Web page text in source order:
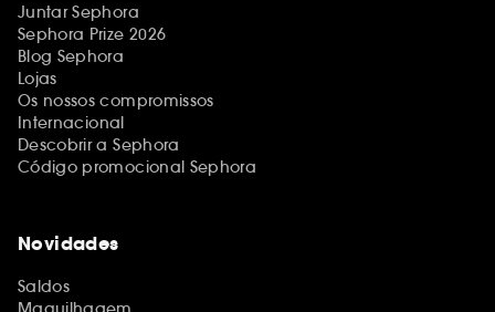
Juntar Sephora
Sephora Prize 2026
Blog Sephora
Lojas
Os nossos compromissos
Internacional
Descobrir a Sephora
Código promocional Sephora
Novidades
Saldos